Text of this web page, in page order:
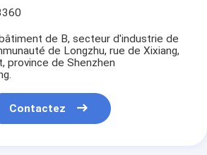
de B, secteur d'industrie de
de Longzhu, rue de Xixiang,
province de Shenzhen
Contactez